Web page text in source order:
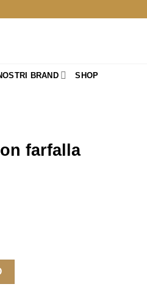
BRAND SHOP
farfalla